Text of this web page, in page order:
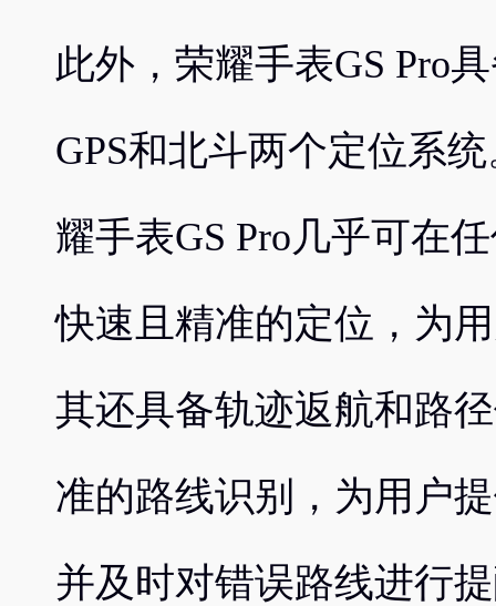
此外，荣耀手表GS Pro
GPS和北斗两个定位系
耀手表GS Pro几乎可在
快速且精准的定位，为
其还具备轨迹返航和路
准的路线识别，为用户
并及时对错误路线进行